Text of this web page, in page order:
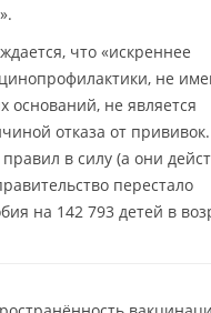
что «искреннее
не
оснований, не является
отказа от
в силу (а они
перестало
на 142 793 детей в